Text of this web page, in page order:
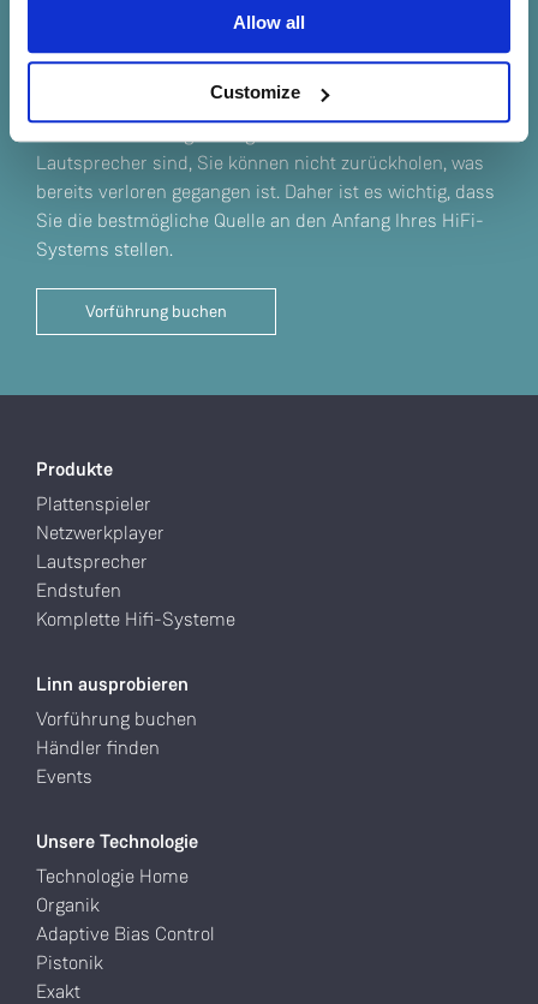
Allow all
Customize
Nein
Klang direkt vom Ursprung
Informationen, die an der Quelle verloren gehen, sind für
Lautsprecher sind, Sie können nicht zurückholen, was
bereits verloren gegangen ist. Daher ist es wichtig, dass
Sie die bestmögliche Quelle an den Anfang Ihres HiFi-
Systems stellen.
Vorführung buchen
Produkte
Plattenspieler
Netzwerkplayer
Lautsprecher
Endstufen
Komplette Hifi-Systeme
Linn ausprobieren
Vorführung buchen
Händler finden
Events
Unsere Technologie
Technologie Home
Organik
Adaptive Bias Control
Pistonik
Exakt